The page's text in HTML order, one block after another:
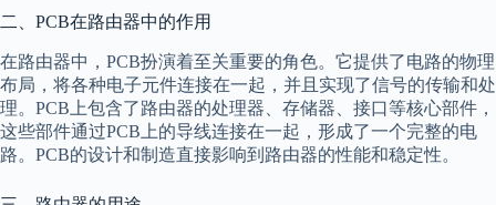
二、PCB在路由器中的作用
在路由器中，PCB扮演着至关重要的角色。它提供了电路的物理
布局，将各种电子元件连接在一起，并且实现了信号的传输和处
理。PCB上包含了路由器的处理器、存储器、接口等核心部件，
这些部件通过PCB上的导线连接在一起，形成了一个完整的电
路。PCB的设计和制造直接影响到路由器的性能和稳定性。